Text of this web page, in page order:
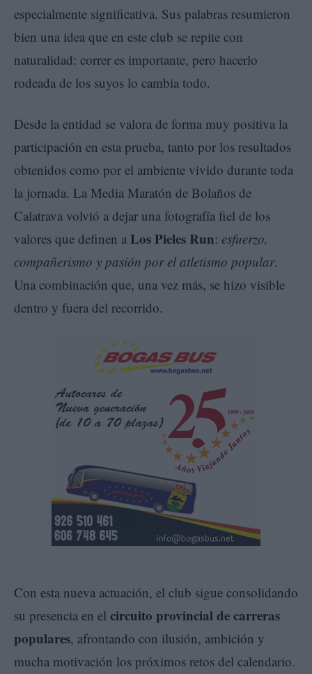
especialmente significativa. Sus palabras resumieron
bien una idea que en este club se repite con
naturalidad: correr es importante, pero hacerlo
rodeada de los suyos lo cambia todo.
Desde la entidad se valora de forma muy positiva la
participación en esta prueba, tanto por los resultados
obtenidos como por el ambiente vivido durante toda
la jornada. La Media Maratón de Bolaños de
Calatrava volvió a dejar una fotografía fiel de los
valores que definen a Los Pieles Run: esfuerzo,
compañerismo y pasión por el atletismo popular.
Una combinación que, una vez más, se hizo visible
dentro y fuera del recorrido.
Con esta nueva actuación, el club sigue consolidando
su presencia en el circuito provincial de carreras
populares, afrontando con ilusión, ambición y
mucha motivación los próximos retos del calendario.